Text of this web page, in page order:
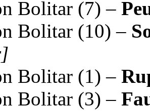
Bolitar (7)
Bolitar (10)
Bolitar (1)
Bolitar (3)